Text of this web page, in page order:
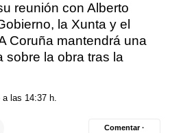
reunión con Alberto
la Xunta y el
Coruña mantendrá una
sobre la obra tras la
las 14:37 h.
Comentar ·